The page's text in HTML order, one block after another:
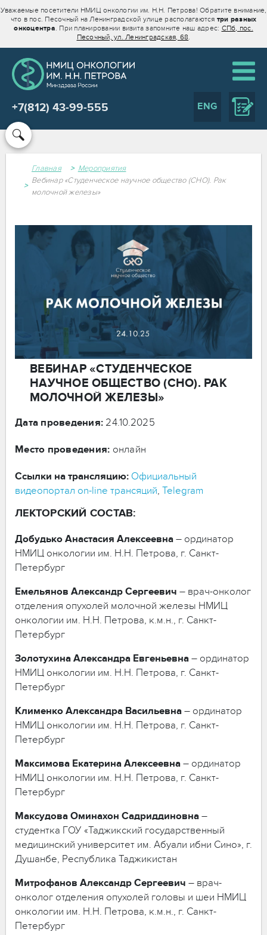
Уважаемые посетители НМИЦ онкологии им. Н.Н. Петрова! Обратите внимание,
что в пос. Песочный на Ленинградской улице располагаются три разных
онкоцентра. При планировании визита запомните наш адрес: СПб, пос.
Песочный, ул. Ленинградская, 68.
+7(812) 43-99-555 ENG
Главная
Мероприятия
Вебинар «Студенческое научное общество (СНО). Рак
молочной железы»
ВЕБИНАР «СТУДЕНЧЕСКОЕ
НАУЧНОЕ ОБЩЕСТВО (СНО). РАК
МОЛОЧНОЙ ЖЕЛЕЗЫ»
Дата проведения: 24.10.2025
Место проведения: онлайн
Ссылки на трансляцию: Официальный
видеопортал on-line трансяций, Telegram
ЛЕКТОРСКИЙ СОСТАВ:
Добудько Анастасия Алексеевна – ординатор
НМИЦ онкологии им. Н.Н. Петрова, г. Санкт-
Петербург
Емельянов Александр Сергеевич – врач-онколог
отделения опухолей молочной железы НМИЦ
онкологии им. Н.Н. Петрова, к.м.н., г. Санкт-
Петербург
Золотухина Александра Евгеньевна – ординатор
НМИЦ онкологии им. Н.Н. Петрова, г. Санкт-
Петербург
Клименко Александра Васильевна – ординатор
НМИЦ онкологии им. Н.Н. Петрова, г. Санкт-
Петербург
Максимова Екатерина Алексеевна – ординатор
НМИЦ онкологии им. Н.Н. Петрова, г. Санкт-
Петербург
Максудова Оминахон Садриддиновна –
студентка ГОУ «Таджикский государственный
медицинский университет им. Абуали ибни Сино», г.
Душанбе, Республика Таджикистан
Митрофанов Александр Сергеевич – врач-
онколог отделения опухолей головы и шеи НМИЦ
онкологии им. Н.Н. Петрова, к.м.н., г. Санкт-
Петербург